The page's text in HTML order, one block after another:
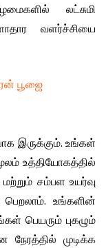
லட்சுமி
வளர்ச்சியை
பூஜை
இருக்கும். உங்கள்
உத்தியோகத்தில்
சம்பள உயர்வு
உங்களின்
பெயரும் புகழும்
நேரத்தில் முடிக்க